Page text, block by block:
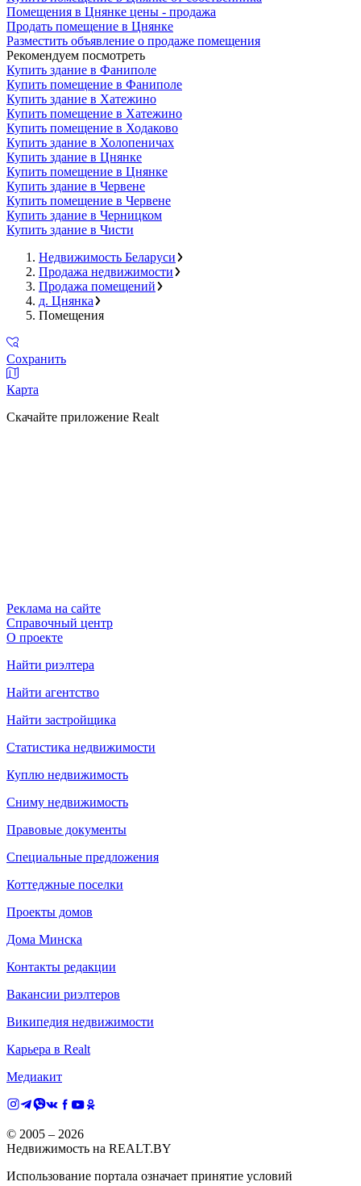
Помещения в Цнянке цены - продажа
Продать помещение в Цнянке
Разместить объявление о продаже помещения
Рекомендуем посмотреть
Купить здание в Фаниполе
Купить помещение в Фаниполе
Купить здание в Хатежино
Купить помещение в Хатежино
Купить помещение в Ходаково
Купить здание в Холопеничах
Купить здание в Цнянке
Купить помещение в Цнянке
Купить здание в Червене
Купить помещение в Червене
Купить здание в Черницком
Купить здание в Чисти
Недвижимость Беларуси
Продажа недвижимости
Продажа помещений
д. Цнянка
Помещения
Сохранить
Карта
Скачайте приложение Realt
Реклама на сайте
Справочный центр
О проекте
Найти риэлтера
Найти агентство
Найти застройщика
Статистика недвижимости
Куплю недвижимость
Сниму недвижимость
Правовые документы
Специальные предложения
Коттеджные поселки
Проекты домов
Дома Минска
Контакты редакции
Вакансии риэлтеров
Википедия недвижимости
Карьера в Realt
Медиакит
© 2005 – 2026
Недвижимость на REALT.BY
Использование портала означает принятие условий